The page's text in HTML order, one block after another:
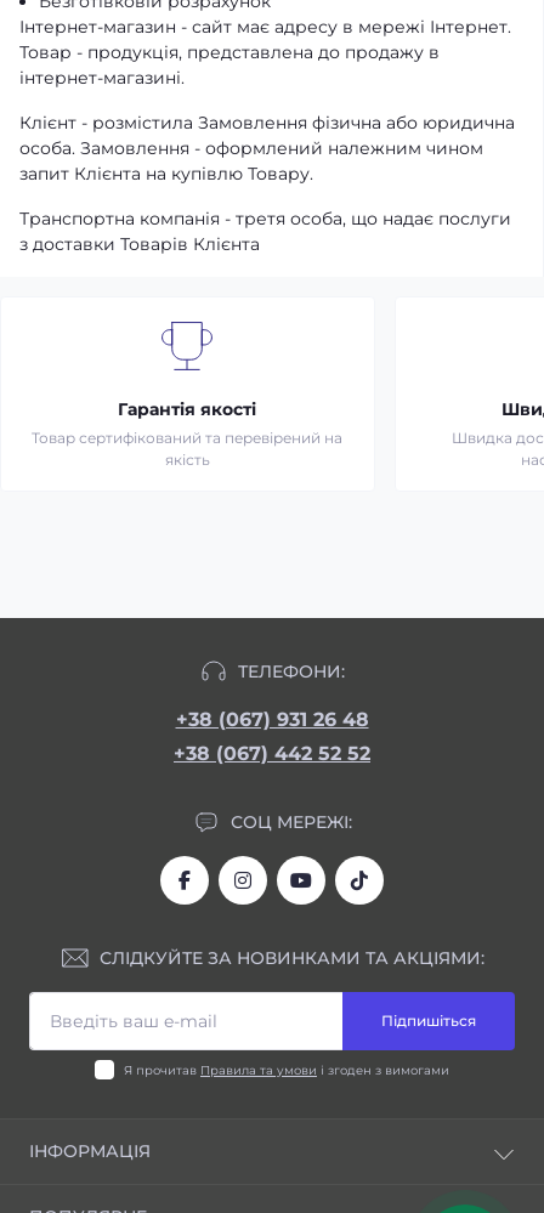
Інтернет-магазин - сайт має адресу в мережі Інтернет.
Товар - продукція, представлена ​​до продажу в
інтернет-магазині.
Клієнт - розмістила Замовлення фізична або юридична
особа. Замовлення - оформлений належним чином
запит Клієнта на купівлю Товару.
Транспортна компанія - третя особа, що надає послуги
з доставки Товарів Клієнта
Гарантія якості
Товар сертифікований та перевірений на
якість
Швидка
ТЕЛЕФОНИ:
+38 (067) 931 26 48
+38 (067) 442 52 52
СОЦ МЕРЕЖІ:
СЛІДКУЙТЕ ЗА НОВИНКАМИ ТА АКЦІЯМИ:
Підпишіться
Я прочитав Правила та умови і згоден з вимогами
ІНФОРМАЦІЯ